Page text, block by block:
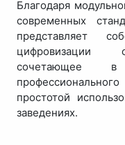
Благодаря
современных
представляет
цифровизации
сочетающее в
простотой
заведениях.